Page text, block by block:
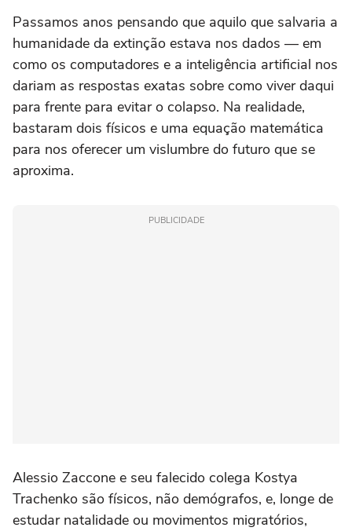
Passamos anos pensando que aquilo que salvaria a
humanidade da extinção estava nos dados — em
como os computadores e a inteligência artificial nos
dariam as respostas exatas sobre como viver daqui
para frente para evitar o colapso. Na realidade,
bastaram dois físicos e uma equação matemática
para nos oferecer um vislumbre do futuro que se
aproxima.
PUBLICIDADE
Alessio Zaccone e seu falecido colega Kostya
Trachenko são físicos, não demógrafos, e, longe de
estudar natalidade ou movimentos migratórios,